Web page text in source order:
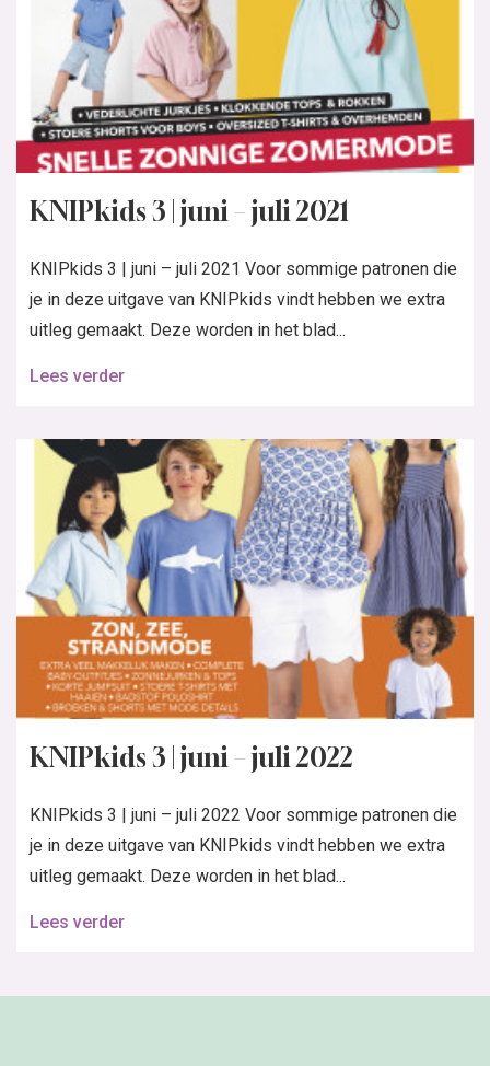
KNIPkids 3 | juni – juli 2021
KNIPkids 3 | juni – juli 2021 Voor sommige patronen die
je in deze uitgave van KNIPkids vindt hebben we extra
uitleg gemaakt. Deze worden in het blad...
Lees verder
KNIPkids 3 | juni – juli 2022
KNIPkids 3 | juni – juli 2022 Voor sommige patronen die
je in deze uitgave van KNIPkids vindt hebben we extra
uitleg gemaakt. Deze worden in het blad...
Lees verder